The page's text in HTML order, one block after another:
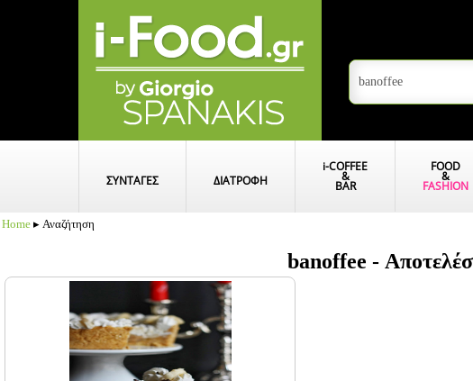
ΣΥΝΤΑΓΕΣ ΔΙΑΤΡΟΦΗ
i-COFFEE
&
BAR
FOOD
&
FASHION
Home ▸ Αναζήτηση
banoffee -